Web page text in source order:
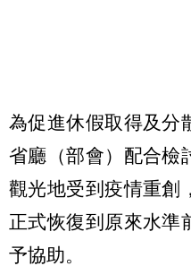
為促進休假取得及分
省廳（部會）配合檢
觀光地受到疫情重創
正式恢復到原來水準
予協助。